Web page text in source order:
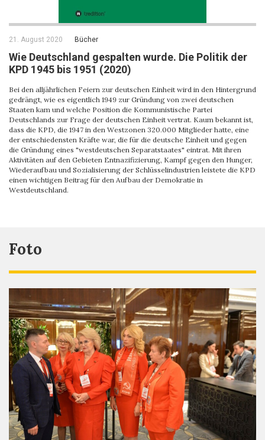
21. August 2020 Bücher
Wie Deutschland gespalten wurde. Die Politik der
KPD 1945 bis 1951 (2020)
Bei den alljährlichen Feiern zur deutschen Einheit wird in den Hintergrund
gedrängt, wie es eigentlich 1949 zur Gründung von zwei deutschen
Staaten kam und welche Position die Kommunistische Partei
Deutschlands zur Frage der deutschen Einheit vertrat. Kaum bekannt ist,
dass die KPD, die 1947 in den Westzonen 320.000 Mitglieder hatte, eine
der entschiedensten Kräfte war, die für die deutsche Einheit und gegen
die Gründung eines "westdeutschen Separatstaates" eintrat. Mit ihren
Aktivitäten auf den Gebieten Entnazifizierung, Kampf gegen den Hunger,
Wiederaufbau und Sozialisierung der Schlüsselindustrien leistete die KPD
einen wichtigen Beitrag für den Aufbau der Demokratie in
Westdeutschland.
Foto